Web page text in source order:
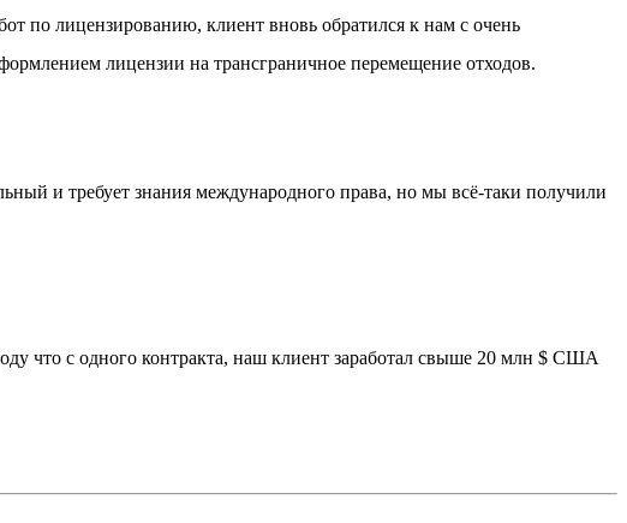
по лицензированию, клиент вновь обратился к нам с очень
лицензии на трансграничное перемещение отходов.
и требует знания международного права, но мы всё-таки получили
что с одного контракта, наш клиент заработал свыше 20 млн $ США